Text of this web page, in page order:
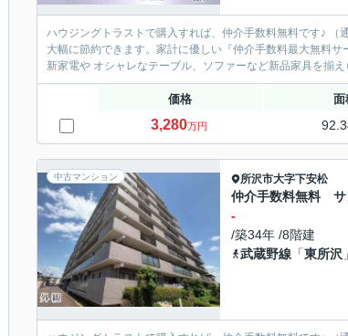
ハウジングトラストで購入すれば、仲介手数料無料です♪ （通常の仲介手数料
大幅に節約できます。家計に優しい『仲介手数料最大無料サービス』をぜひご利用ください！ 節
価格 面
3,280万円
中古マンション 所沢市大字下安松
仲介手数料無料 サ
-
/築34年 /8階建
武蔵野線 「東所沢